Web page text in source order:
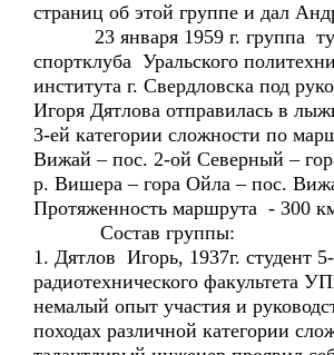
страниц об этой группе и дал
23 января 1959 г. группа
спортклуба Уральского
института г. Свердловска под
Игоря Дятлова отправилась в
3-ей категории сложности по
Вижай – пос. 2-ой Северный –
р. Вишера – гора Ойла – пос.
Протяженность маршрута - 300
Состав группы:
1. Дятлов Игорь, 1937г. студент
радиотехнического факультета
немалый опыт участия и
походах различной категории